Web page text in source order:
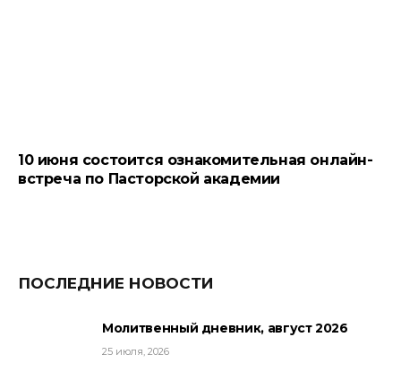
10 июня состоится ознакомительная онлайн-
встреча по Пасторской академии
ПОСЛЕДНИЕ НОВОСТИ
Молитвенный дневник, август 2026
25 июля, 2026